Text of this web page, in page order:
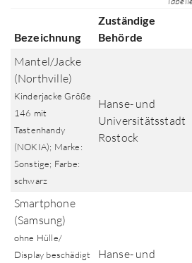
Bezeichnung
Zuständige
Behörde
Mantel/Jacke
(Northville)
Kinderjacke Größe
146 mit
Tastenhandy
(NOKIA); Marke:
Sonstige; Farbe:
schwarz
Hanse- und
Universitätsstadt
Rostock
Smartphone
(Samsung)
ohne Hülle/
Display beschädigt
Hanse- und